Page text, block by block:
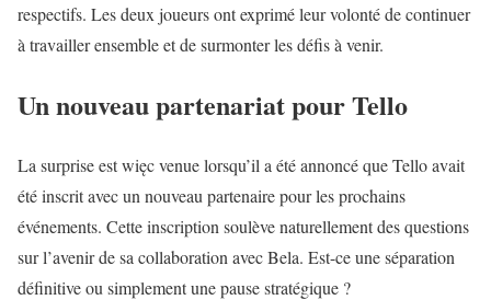
respectifs. Les deux joueurs ont exprimé leur volonté de continuer
à travailler ensemble et de surmonter les défis à venir.
Un nouveau partenariat pour Tello
La surprise est więc venue lorsqu’il a été annoncé que Tello avait
été inscrit avec un nouveau partenaire pour les prochains
événements. Cette inscription soulève naturellement des questions
sur l’avenir de sa collaboration avec Bela. Est-ce une séparation
définitive ou simplement une pause stratégique ?